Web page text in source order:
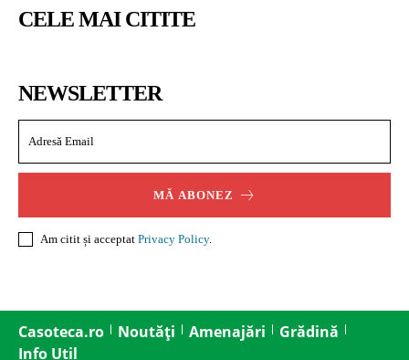
CELE MAI CITITE
NEWSLETTER
MĂ ABONEZ
Am citit și acceptat Privacy Policy.
Casoteca.ro Noutăți Amenajări
Grădină
Info Util